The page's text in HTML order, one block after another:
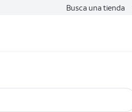
Busca una tienda